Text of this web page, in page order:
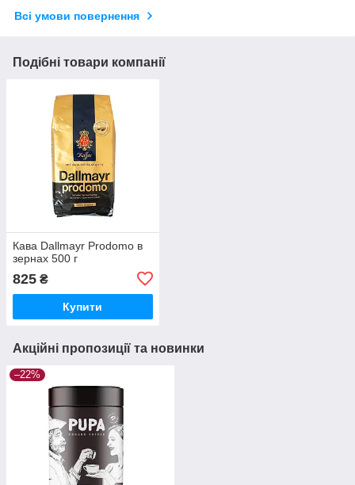
Всі умови повернення
Подібні товари компанії
Кава Dallmayr Prodomo в
зернах 500 г
825 ₴
Купити
Акційні пропозиції та новинки
–22%